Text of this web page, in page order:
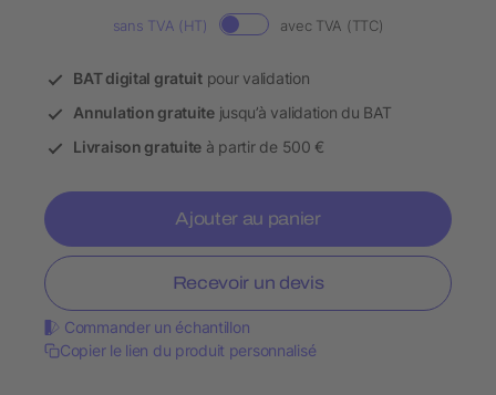
sans TVA (HT) avec TVA (TTC)
BAT digital gratuitpour validation
Annulation gratuitejusqu’à validation du BAT
Livraison gratuite à partir de 500 €
Ajouter au panier
Recevoir un devis
Commander un échantillon
Copier le lien du produit personnalisé